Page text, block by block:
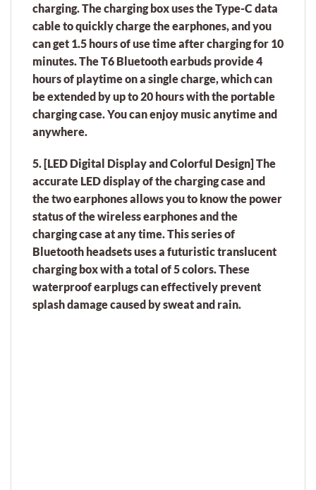
charging. The charging box uses the Type-C data
cable to quickly charge the earphones, and you
can get 1.5 hours of use time after charging for 10
minutes. The T6 Bluetooth earbuds provide 4
hours of playtime on a single charge, which can
be extended by up to 20 hours with the portable
charging case. You can enjoy music anytime and
anywhere.
5. [LED Digital Display and Colorful Design] The
accurate LED display of the charging case and
the two earphones allows you to know the power
status of the wireless earphones and the
charging case at any time. This series of
Bluetooth headsets uses a futuristic translucent
charging box with a total of 5 colors. These
waterproof earplugs can effectively prevent
splash damage caused by sweat and rain.